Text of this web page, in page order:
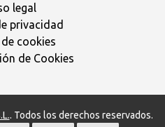
legal
privacidad
cookies
de Cookies
. Todos los derechos reservados.